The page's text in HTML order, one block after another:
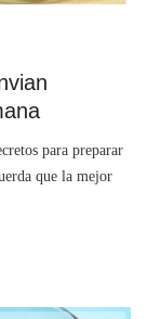
para preparar
que la mejor